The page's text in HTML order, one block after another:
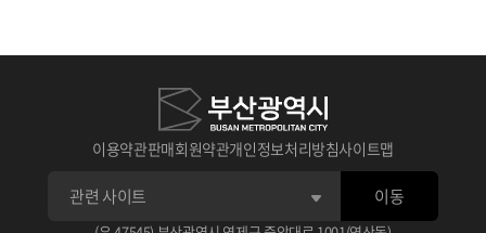
이용약관판매회원약관개인정보처리방침사이트맵
이동